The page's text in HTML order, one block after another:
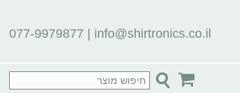
077-9979877 info@shirtronics.co.il